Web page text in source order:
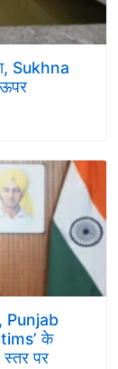
Sukhna
Punjab
के
पर